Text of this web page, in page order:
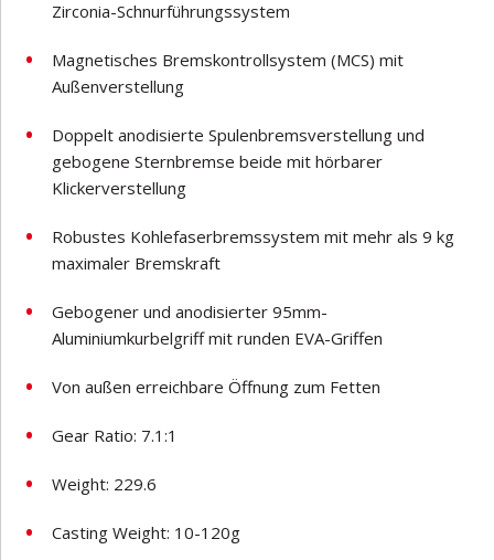
Zirconia-Schnurführungssystem
Magnetisches Bremskontrollsystem (MCS) mit
Außenverstellung
Doppelt anodisierte Spulenbremsverstellung und
gebogene Sternbremse beide mit hörbarer
Klickerverstellung
Robustes Kohlefaserbremssystem mit mehr als 9 kg
maximaler Bremskraft
Gebogener und anodisierter 95mm-
Aluminiumkurbelgriff mit runden EVA-Griffen
Von außen erreichbare Öffnung zum Fetten
Gear Ratio: 7.1:1
Weight: 229.6
Casting Weight: 10-120g